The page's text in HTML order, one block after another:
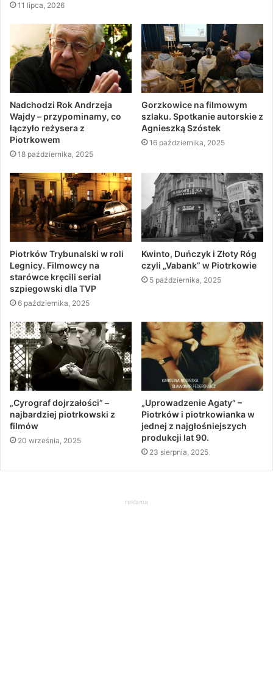
11 lipca, 2026
Nadchodzi Rok Andrzeja
Wajdy – przypominamy, co
łączyło reżysera z
Piotrkowem
18 października, 2025
Gorzkowice na filmowym
szlaku. Spotkanie autorskie z
Agnieszką Szóstek
16 października, 2025
Piotrków Trybunalski w roli
Legnicy. Filmowcy na
starówce kręcili serial
szpiegowski dla TVP
6 października, 2025
Kwinto, Duńczyk i Złoty Róg
czyli „Vabank” w Piotrkowie
5 października, 2025
„Cyrograf dojrzałości” –
najbardziej piotrkowski z
filmów
20 września, 2025
„Uprowadzenie Agaty” –
Piotrków i piotrkowianka w
jednej z najgłośniejszych
produkcji lat 90.
23 sierpnia, 2025
reklama